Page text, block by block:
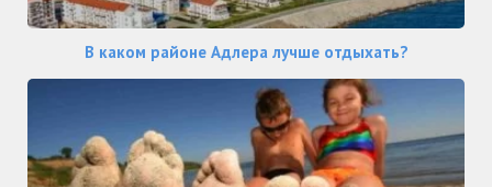
В каком районе Адлера лучше отдыхать?